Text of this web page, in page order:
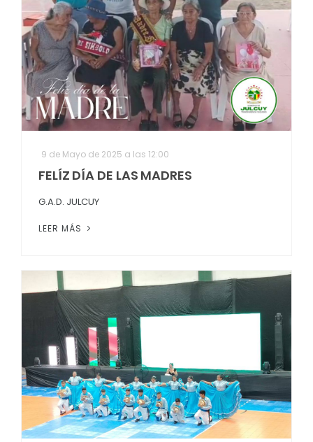
9 de Mayo de 2025 a las 12:00
FELÍZ DÍA DE LAS MADRES
G.A.D. JULCUY
LEER MÁS